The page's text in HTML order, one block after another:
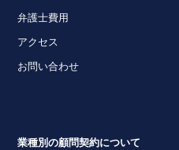
弁護士費用
アクセス
お問い合わせ
業種別の顧問契約について